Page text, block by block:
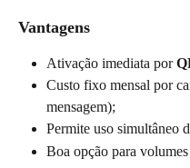
Vantagens
Ativação imediata por
Custo fixo mensal por
mensagem);
Permite uso simultâneo
Boa opção para